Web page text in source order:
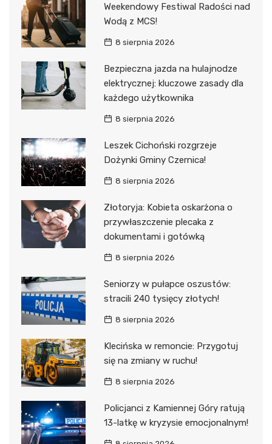
Weekendowy Festiwal Radości nad
Wodą z MCS!
8 sierpnia 2026
Bezpieczna jazda na hulajnodze
elektrycznej: kluczowe zasady dla
każdego użytkownika
8 sierpnia 2026
Leszek Cichoński rozgrzeje
Dożynki Gminy Czernica!
8 sierpnia 2026
Złotoryja: Kobieta oskarżona o
przywłaszczenie plecaka z
dokumentami i gotówką
8 sierpnia 2026
Seniorzy w pułapce oszustów:
stracili 240 tysięcy złotych!
8 sierpnia 2026
Klecińska w remoncie: Przygotuj
się na zmiany w ruchu!
8 sierpnia 2026
Policjanci z Kamiennej Góry ratują
13-latkę w kryzysie emocjonalnym!